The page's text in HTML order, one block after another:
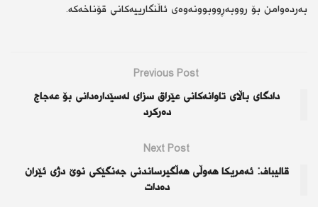
بەردەوامن بۆ رووبەڕووبوونەوەی ئاڵنگارییەکانی قۆناخەکە.
Previous Post
دادگای باڵای تاوانەکانی عێراق سزای لەسێدارەدانی بۆ عەجاج
دەرکرد
Next Post
قاليباف: ئەمریکا هەوڵی هەڵگیرساندنی جەنگێکی نوێ دژی ئێران
دەدات